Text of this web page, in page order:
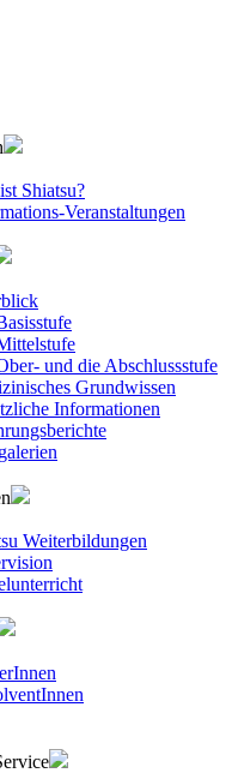
Shiatsu?
Veranstaltungen
und die Abschlussstufe
Grundwissen
Informationen
Weiterbildungen